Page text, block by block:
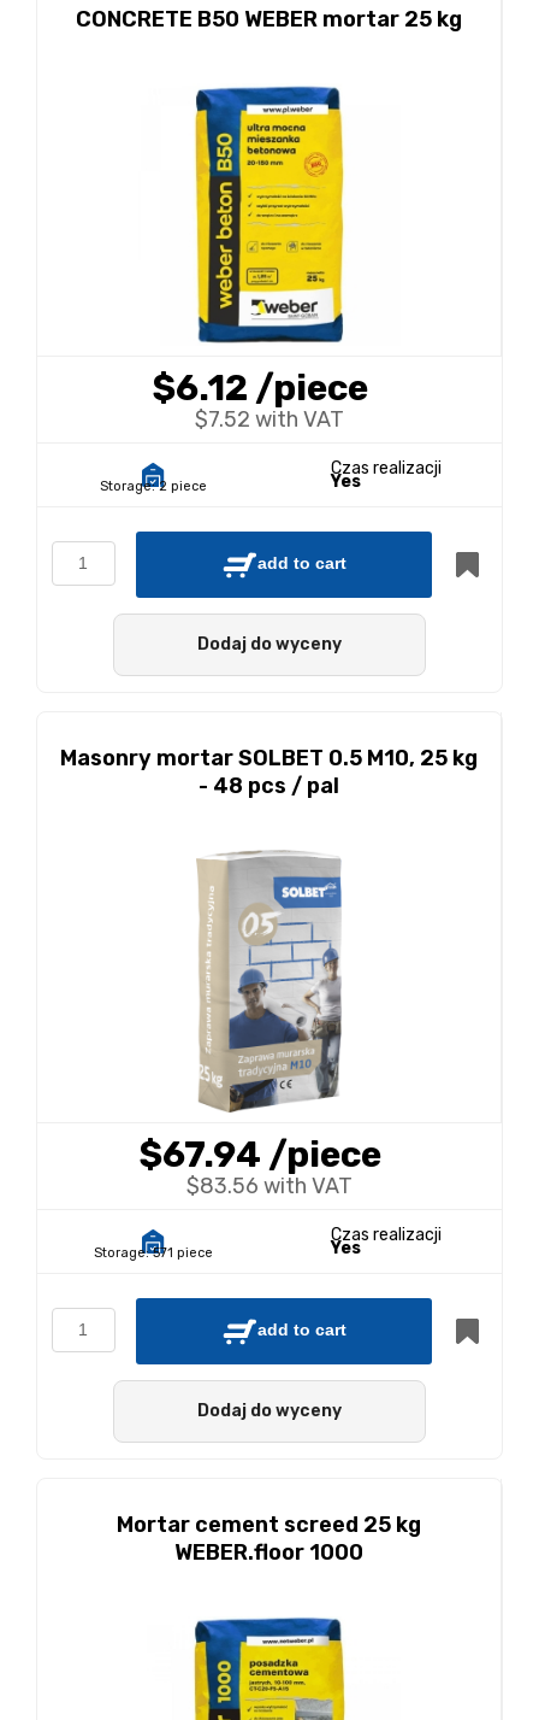
CONCRETE B50 WEBER mortar 25 kg
$6.12 /piece
$7.52 with VAT
Storage: 2 piece
Czas realizacji
Yes
add to cart
Dodaj do wyceny
Masonry mortar SOLBET 0.5 M10, 25 kg
- 48 pcs / pal
$67.94 /piece
$83.56 with VAT
Storage: 571 piece
Czas realizacji
Yes
add to cart
Dodaj do wyceny
Mortar cement screed 25 kg
WEBER.floor 1000